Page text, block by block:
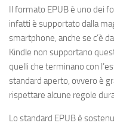
Il formato EPUB è uno dei
infatti è supportato dalla
smartphone, anche se c’è
Kindle non supportano
quelli che terminano con
standard aperto, ovvero è
rispettare alcune regole
Lo standard EPUB è